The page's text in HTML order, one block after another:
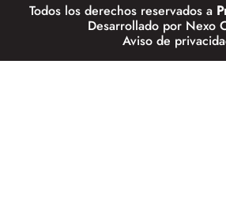
Todos los derechos reservados a
Desarrollado por Nexo
Aviso de